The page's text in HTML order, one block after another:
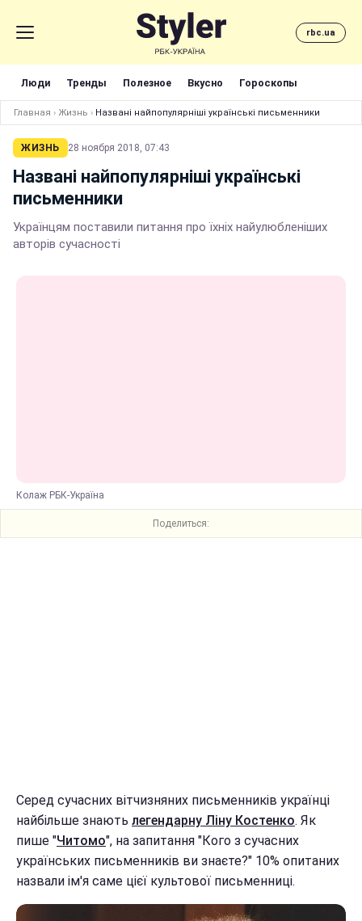
rbc.ua
Люди Тренды Полезное Вкусно Гороскопы
Главная › Жизнь › Названі найпопулярніші українські письменники
ЖИЗНЬ 28 ноября 2018, 07:43
Названі найпопулярніші українські
письменники
Українцям поставили питання про їхніх найулюбленіших
авторів сучасності
Колаж РБК-Україна
Поделиться:
Серед сучасних вітчизняних письменників українці
найбільше знають легендарну Ліну Костенко. Як
пише "Читомо", на запитання "Кого з сучасних
українських письменників ви знаєте?" 10% опитаних
назвали ім'я саме цієї культової письменниці.